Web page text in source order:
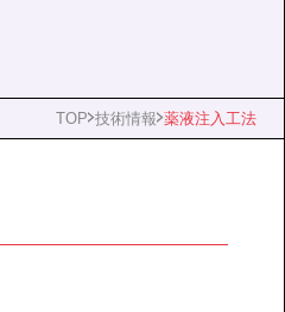
TOP 技術情報 薬液注入工法